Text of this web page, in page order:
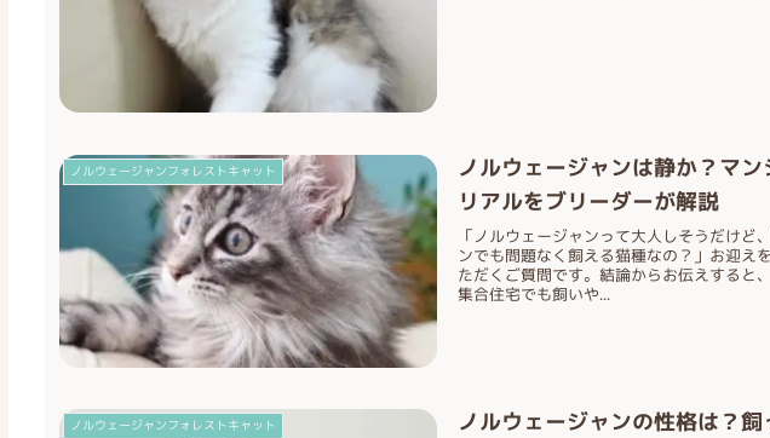
ノルウェージャンフォレストキャット
ノルウェージャンは静か？マ
リアルをブリーダーが解説
「ノルウェージャンって大人しそうだけど
ンでも問題なく飼える猫種なの？」お迎え
ただくご質問です。結論からお伝えすると
集合住宅でも飼いや...
ノルウェージャンフォレストキャット
ノルウェージャンの性格は？